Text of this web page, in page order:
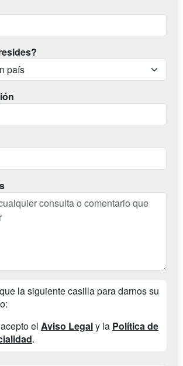
la siguiente casilla para darnos su
el Aviso Legaly la Política de
.